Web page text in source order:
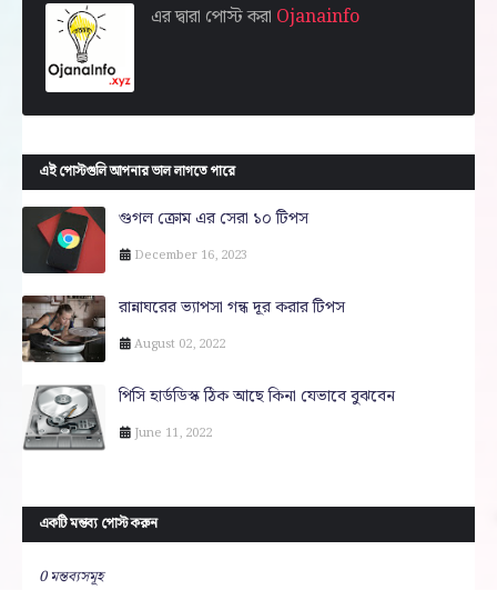
এর দ্বারা পোস্ট করা Ojanainfo
এই পোস্টগুলি আপনার ভাল লাগতে পারে
গুগল ক্রোম এর সেরা ১০ টিপস
December 16, 2023
রান্নাঘরের ভ্যাপসা গন্ধ দূর করার টিপস
August 02, 2022
পিসি হার্ডডিস্ক ঠিক আছে কিনা যেভাবে বুঝবেন
June 11, 2022
একটি মন্তব্য পোস্ট করুন
0 মন্তব্যসমূহ